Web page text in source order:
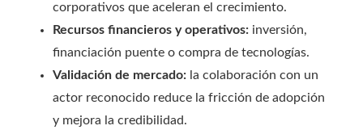
corporativos que aceleran el crecimiento.
Recursos financieros y operativos: inversión,
financiación puente o compra de tecnologías.
Validación de mercado: la colaboración con un
actor reconocido reduce la fricción de adopción
y mejora la credibilidad.